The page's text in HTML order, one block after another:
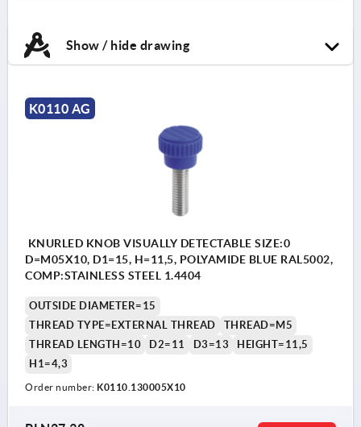
Show / hide drawing
K0110 AG
KNURLED KNOB VISUALLY DETECTABLE SIZE:0
D=M05X10, D1=15, H=11,5, POLYAMIDE BLUE RAL5002,
COMP:STAINLESS STEEL 1.4404
OUTSIDE DIAMETER=15
THREAD TYPE=EXTERNAL THREAD
THREAD=M5
THREAD LENGTH=10
D2=11 D3=13
HEIGHT=11,5
H1=4,3
Order number: K0110.130005X10